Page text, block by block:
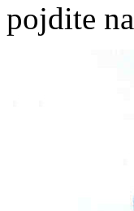
pojdite na